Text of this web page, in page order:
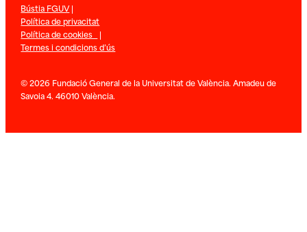
Bústia FGUV|
Política de privacitat
Política de cookies |
Termes i condicions d’ús
© 2026 Fundació General de la Universitat de València. Amadeu de
Savoia 4. 46010 València.